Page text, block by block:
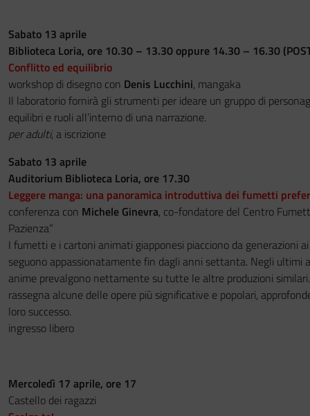
Sabato 13 aprile
Biblioteca Loria, ore 10.30 – 13.30 oppure 14.30 – 16.30
Conflitto ed equilibrio
workshop di disegno con Denis Lucchini, mangaka
Il laboratorio fornirà gli strumenti per ideare un gruppo di
equilibri e ruoli all’interno di una narrazione.
per adulti, a iscrizione
Sabato 13 aprile
Auditorium Biblioteca Loria, ore 17.30
Leggere manga: una panoramica introduttiva dei fumetti
conferenza con Michele Ginevra, co-fondatore del Centro
Pazienza”
I fumetti e i cartoni animati giapponesi piacciono da generazioni
seguono appassionatamente fin dagli anni settanta. Negli ultimi
anime prevalgono nettamente su tutte le altre produzioni
rassegna alcune delle opere più significative e popolari,
loro successo.
ingresso libero
Mercoledì 17 aprile, ore 17
Castello dei ragazzi